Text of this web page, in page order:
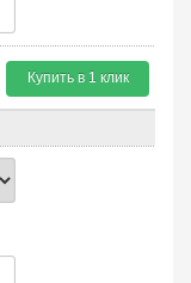
Купить в 1 клик